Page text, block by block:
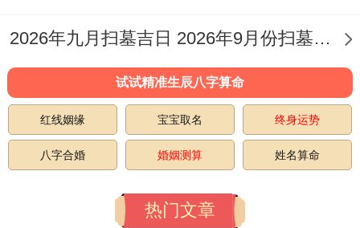
黄历宜忌:宜于开业、交易、立券、求嗣；忌
入宅、安葬、伐木...
日子特征 ：此日正值农历新年期间；万象更
新、喜庆祥与.选择新年开业;寓意着新的一
2026年九月扫墓吉日 2026年9月份扫墓吉日
试试精准生辰八字算命
红线姻缘 宝宝取名 终身运势
八字合婚 婚姻测算 姓名算命
热门文章